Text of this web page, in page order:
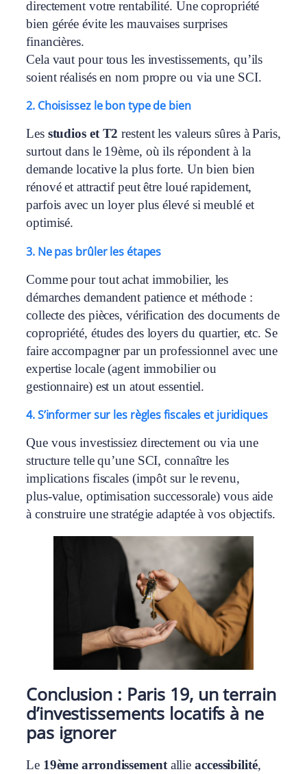
directement votre rentabilité. Une copropriété
bien gérée évite les mauvaises surprises
financières.
Cela vaut pour tous les investissements, qu’ils
soient réalisés en nom propre ou via une SCI.
2. Choisissez le bon type de bien
Les studios et T2 restent les valeurs sûres à Paris,
surtout dans le 19ème, où ils répondent à la
demande locative la plus forte. Un bien bien
rénové et attractif peut être loué rapidement,
parfois avec un loyer plus élevé si meublé et
optimisé.
3. Ne pas brûler les étapes
Comme pour tout achat immobilier, les
démarches demandent patience et méthode :
collecte des pièces, vérification des documents de
copropriété, études des loyers du quartier, etc. Se
faire accompagner par un professionnel avec une
expertise locale (agent immobilier ou
gestionnaire) est un atout essentiel.
4. S’informer sur les règles fiscales et juridiques
Que vous investissiez directement ou via une
structure telle qu’une SCI, connaître les
implications fiscales (impôt sur le revenu,
plus‑value, optimisation successorale) vous aide
à construire une stratégie adaptée à vos objectifs.
Conclusion : Paris 19, un terrain
d’investissements locatifs à ne
pas ignorer
Le 19ème arrondissementallieaccessibilité,